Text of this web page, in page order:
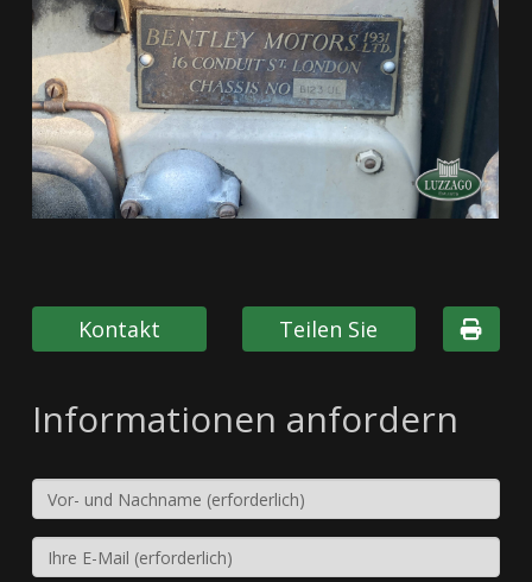
Kontakt Teilen Sie
Informationen anfordern